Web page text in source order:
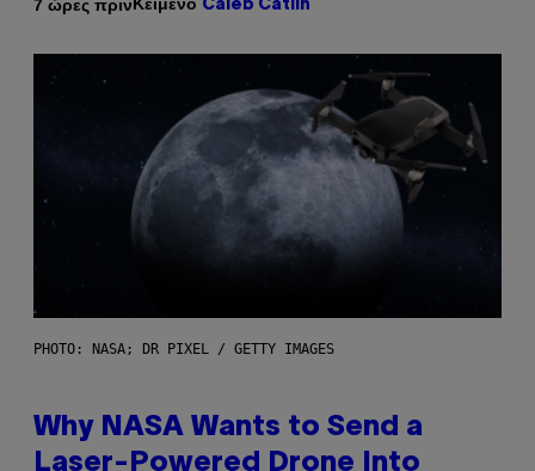
7 ώρες πριν Κείμενο Caleb Catlin
PHOTO: NASA; DR PIXEL / GETTY IMAGES
Why NASA Wants to Send a
Laser-Powered Drone Into